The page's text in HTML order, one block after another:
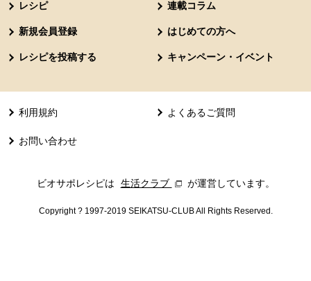
レシピ 連載コラム
新規会員登録 はじめての方へ
レシピを投稿する キャンペーン・イベント
利用規約 よくあるご質問
お問い合わせ
ビオサポレシピは 生活クラブ 別のウィンドウで開きます。
が運営しています。
Copyright ? 1997-2019 SEIKATSU-CLUB All Rights Reserved.